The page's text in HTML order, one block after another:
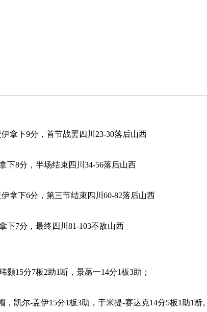
拿下9分，首节战罢四川23-30落后山西
下8分，半场结束四川34-56落后山西
拿下6分，第三节结束四川60-82落后山西
下7分，最终四川81-103不敌山西
颢15分7板2助1断，景菡一14分1板3助；
凯尔-盖伊15分1板3助，于米提-赛达克14分5板1助1断。